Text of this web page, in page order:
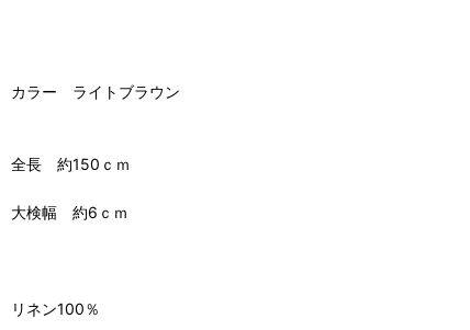
カラー ライトブラウン
全長 約150ｃｍ
大検幅 約6ｃｍ
リネン100％